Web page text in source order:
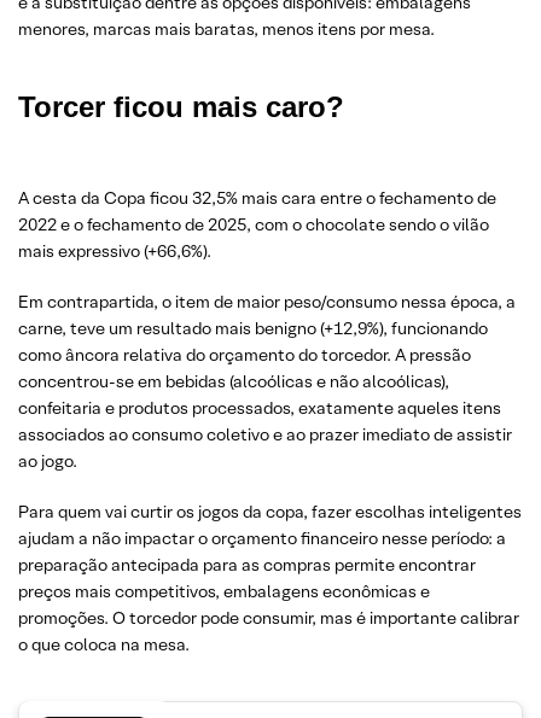
menores, marcas mais baratas, menos itens por mesa.
Torcer ficou mais caro?
A cesta da Copa ficou 32,5% mais cara entre o fechamento de
2022 e o fechamento de 2025, com o chocolate sendo o vilão
mais expressivo (+66,6%).
Em contrapartida, o item de maior peso/consumo nessa época, a
carne, teve um resultado mais benigno (+12,9%), funcionando
como âncora relativa do orçamento do torcedor. A pressão
concentrou-se em bebidas (alcoólicas e não alcoólicas),
confeitaria e produtos processados, exatamente aqueles itens
associados ao consumo coletivo e ao prazer imediato de assistir
ao jogo.
Para quem vai curtir os jogos da copa, fazer escolhas inteligentes
ajudam a não impactar o orçamento financeiro nesse período: a
preparação antecipada para as compras permite encontrar
preços mais competitivos, embalagens econômicas e
promoções. O torcedor pode consumir, mas é importante calibrar
o que coloca na mesa.